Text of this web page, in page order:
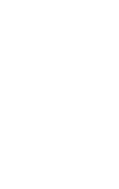
Fuentes de
supone
número
habrían
fechas que